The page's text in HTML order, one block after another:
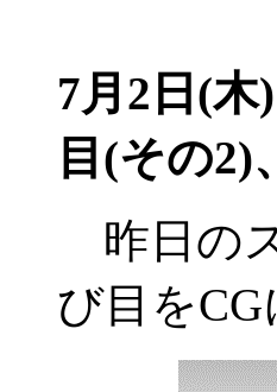
7月2日(木)
目(その2)
昨日の
び目を